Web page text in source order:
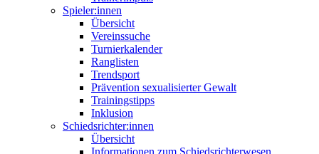
Spieler:innen
Übersicht
Vereinssuche
Turnierkalender
Ranglisten
Trendsport
Prävention sexualisierter Gewalt
Trainingstipps
Inklusion
Schiedsrichter:innen
Übersicht
Informationen zum Schiedsrichterwesen